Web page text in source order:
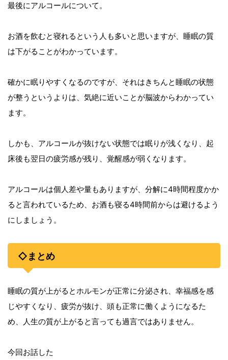
最後にアルコールについて。
お酒を飲むと寝れるという人も多いと思いますが、睡眠の質
は下がることがわかっています。
確かに眠りやすくなるのですが、それはきちんと睡眠の状態
が整うというよりは、気絶に近いことが脳波からわかってい
ます。
しかも、アルコールが抜けない状態では眠りが浅くなり、起
床後も翌日の疲労感が残り、覚醒感が弱くなります。
アルコールは個人差や量もありますが、分解に4時間程度かか
ると言われているため、お酒も寝る4時間前からは避けるよう
にしましょう。
◇まとめ
睡眠の質が上がるとホルモンが正常に分泌され、幸福感を感
じやすくなり、疲労が抜け、頭も正常に働くようになるた
め、人生の質が上がると言っても過言ではありません。
今回お話した